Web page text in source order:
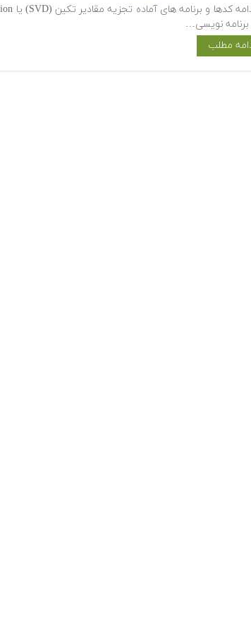
برنامه نویسی…
مطلب